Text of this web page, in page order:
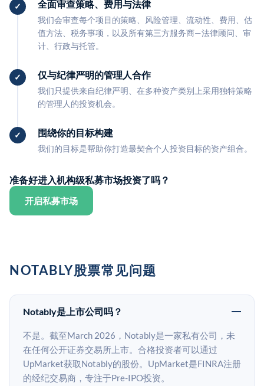
全面审查策略、费用与法律
我们会审查每个项目的策略、风险管理、流动性、费用、估
值方法、税务事项，以及所有第三方服务商—法律顾问、审
计、行政与托管。
仅与纪律严明的管理人合作
我们只提供来自纪律严明、在多种资产类别上采用独特策略
的管理人的投资机会。
围绕你的目标构建
我们的目标是帮助你打造最契合个人投资目标的资产组合。
准备好进入机构级私募市场投资了吗？
开启私募市场
NOTABLY股票常见问题
Notably是上市公司吗？
不是。截至March 2026，Notably是一家私有公司，未
在任何公开证券交易所上市。合格投资者可以通过
UpMarket获取Notably的股份。UpMarket是FINRA注册
的经纪交易商，专注于Pre-IPO投资。